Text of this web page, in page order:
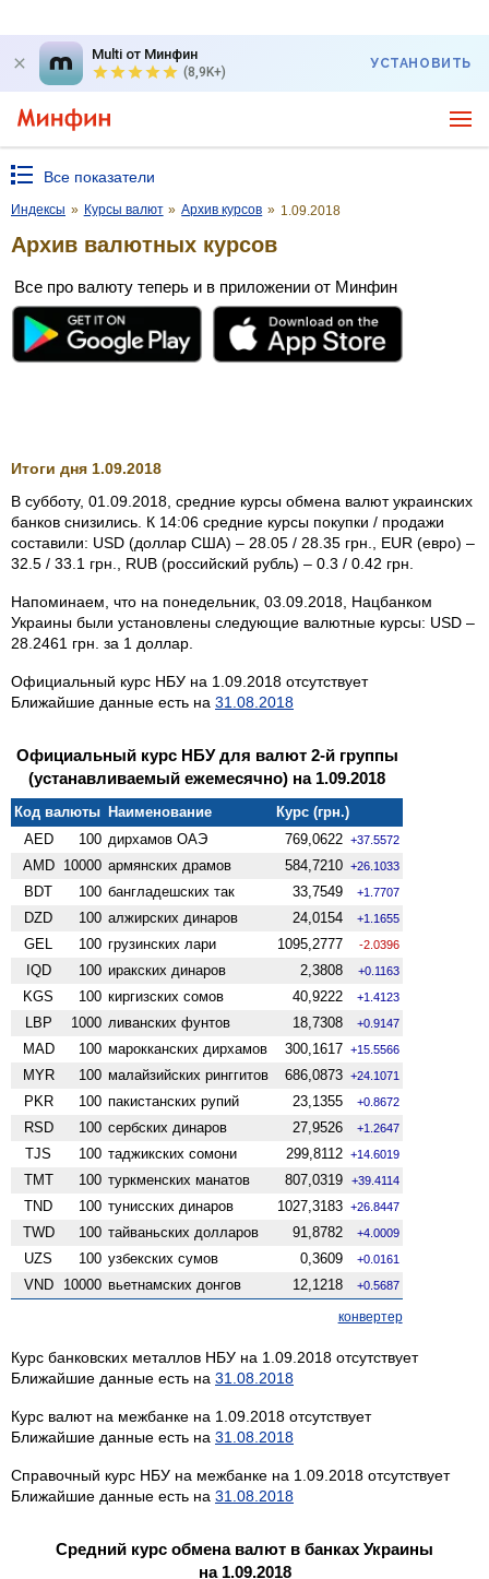
Multi от Минфин
(8,9K+)
УСТАНОВИТЬ
Все показатели
Индексы » Курсы валют » Архив курсов » 1.09.2018
Архив валютных курсов
Все про валюту теперь и в приложении от Минфин
Итоги дня 1.09.2018
В субботу, 01.09.2018, средние курсы обмена валют украинских
банков снизились. К 14:06 средние курсы покупки / продажи
составили: USD (доллар США) – 28.05 / 28.35 грн., EUR (евро) –
32.5 / 33.1 грн., RUB (российский рубль) – 0.3 / 0.42 грн.
Напоминаем, что на понедельник, 03.09.2018, Нацбанком
Украины были установлены следующие валютные курсы: USD –
28.2461 грн. за 1 доллар.
Официальный курс НБУ на 1.09.2018 отсутствует
Ближайшие данные есть на 31.08.2018
Официальный курс НБУ для валют 2-й группы
(устанавливаемый ежемесячно) на 1.09.2018
Код валюты Наименование
Курс (грн.)
AED
100 дирхамов ОАЭ 769,0622 +37.5572
AMD 10000 армянских драмов 584,7210 +26.1033
BDT 100 бангладешских так 33,7549 +1.7707
DZD 100 алжирских динаров 24,0154 +1.1655
GEL 100 грузинских лари 1095,2777 -2.0396
IQD 100 иракских динаров 2,3808 +0.1163
KGS 100 киргизских сомов 40,9222 +1.4123
LBP 1000 ливанских фунтов 18,7308 +0.9147
MAD 100 марокканских дирхамов 300,1617 +15.5566
MYR 100 малайзийских ринггитов 686,0873 +24.1071
PKR 100 пакистанских рупий 23,1355 +0.8672
RSD 100 сербских динаров 27,9526 +1.2647
TJS 100 таджикских сомони 299,8112 +14.6019
TMT 100 туркменских манатов 807,0319 +39.4114
TND 100 тунисских динаров 1027,3183 +26.8447
TWD 100 тайваньских долларов 91,8782 +4.0009
UZS 100 узбекских сумов 0,3609 +0.0161
VND 10000 вьетнамских донгов 12,1218 +0.5687
конвертер
Курс банковских металлов НБУ на 1.09.2018 отсутствует
Ближайшие данные есть на 31.08.2018
Курс валют на межбанке на 1.09.2018 отсутствует
Ближайшие данные есть на 31.08.2018
Справочный курс НБУ на межбанке на 1.09.2018 отсутствует
Ближайшие данные есть на 31.08.2018
Средний курс обмена валют в банках Украины
на 1.09.2018